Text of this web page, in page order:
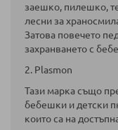
заешко, пилешко,
лесни за
Затова повечето
захранването с
2. Plasmon
Тази марка също
бебешки и детски
които са на